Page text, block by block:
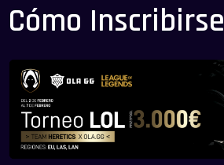
Cómo Inscribirse